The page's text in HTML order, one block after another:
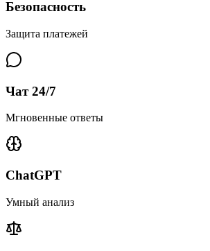
Безопасность
Защита платежей
Чат 24/7
Мгновенные ответы
ChatGPT
Умный анализ